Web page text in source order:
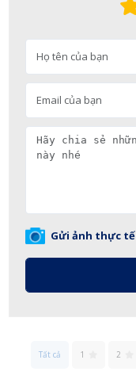
Gửi ảnh thực tế
Tất cả 1 2